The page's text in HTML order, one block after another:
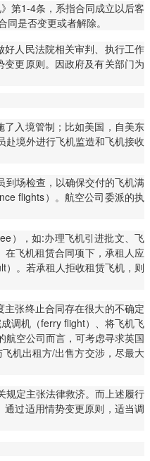
第1-4条，系指合同成立以后客
是否变更或者解除。
人民法院相关审判、执行工作
更原则。因政府及有关部门为
入境管制；比如美国，自美东
赴境外进行飞机监造和飞机接收
到场检查，以确保交付的飞机满
flights）。航空公司委派的执
），如:办理飞机引进批文、飞
飞机租赁合同项下，承租人应
。若承租人拒收租赁飞机，则
张终止合同存在很大的不确定
调机（ferry flight）、将飞机飞
空公司而言，可考虑寻求英国
机出租方/出售方交涉，尽最大
规定主张法律救济。而上述履行
过适用情势变更原则，适当调